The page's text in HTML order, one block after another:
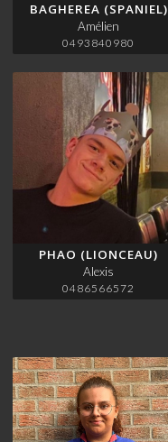
BAGHEREA (SPANIEL)
Amélien
0493840980
PHAO (LIONCEAU)
Alexis
0486566572